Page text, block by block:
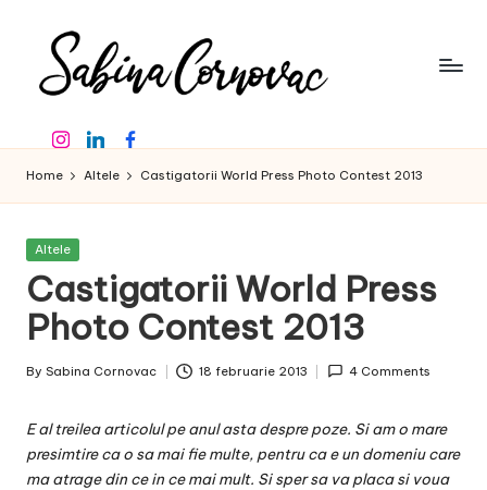
content
a
b
in
a
C
o
r
n
o
creator
de
16
-
InstagramLinkedinFacebook
Home Altele Castigatorii World Press Photo Contest 2013
Posted
Altele
Castigatorii World Press
Photo Contest 2013
Posted
By Sabina Cornovac 18 februarie 2013 4 Comments
E al treilea articolul pe anul asta despre poze. Si am o mare
presimtire ca o sa mai fie multe, pentru ca e un domeniu care
ma atrage din ce in ce mai mult. Si sper sa va placa si voua